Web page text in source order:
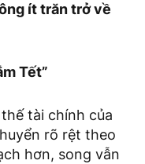
ít trăn trở về
Tết”
tài chính của
rõ rệt theo
hơn, song vẫn